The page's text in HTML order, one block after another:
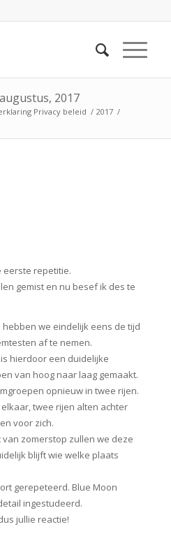
2017
Privacy beleid / 2017 /
eerste repetitie.
gemist en nu besef ik des te
we eindelijk eens de tijd
af te nemen.
hierdoor een duidelijke
van hoog naar laag gemaakt.
opnieuw in twee rijen.
twee rijen alten achter
voor zich.
zomerstop zullen we deze
blijft wie welke plaats
gerepeteerd. Blue Moon
ingestudeerd.
jullie reactie!